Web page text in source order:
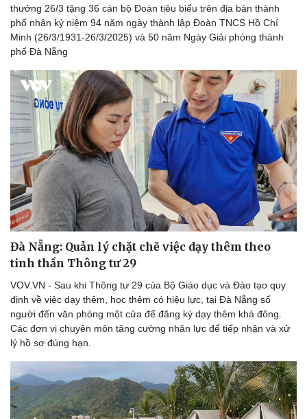
Du lịch
Tư vấn
Săn Tour
check-in
Podcast
Câu chuyện thời sự
Đọc truyện đêm khuya
Cửa sổ tình yêu
Kể chuyện cho bé
Hạt giống tâm hồn
thưởng 26/3 tặng 36 cán bộ Đoàn tiêu biểu trên địa bàn thành
phố nhân kỷ niệm 94 năm ngày thành lập Đoàn TNCS Hồ Chí
Minh (26/3/1931-26/3/2025) và 50 năm Ngày Giải phóng thành
phố Đà Nẵng
Đà Nẵng: Quản lý chặt chẽ việc dạy thêm theo
tinh thần Thông tư 29
VOV.VN - Sau khi Thông tư 29 của Bộ Giáo dục và Đào tạo quy
định về việc dạy thêm, học thêm có hiệu lực, tại Đà Nẵng số
người đến văn phòng một cửa để đăng ký dạy thêm khá đông.
Các đơn vị chuyên môn tăng cường nhân lực để tiếp nhận và xử
lý hồ sơ đúng hạn.